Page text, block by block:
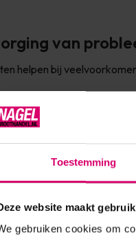
Toestemming
website maakt
gebruiken cookies om
van
helpen bij
huid
hielzones